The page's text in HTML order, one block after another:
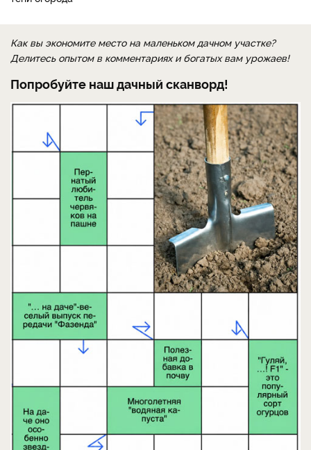
Как вы экономите место на маленьком дачном участке?
Делитесь опытом в комментариях и богатых вам урожаев!
Попробуйте наш дачный сканворд!